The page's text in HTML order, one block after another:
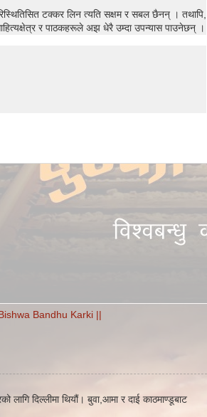
टक्कर लिन त्यति सक्षम र सबल छैनन् । तथापि,
र पाठकहरूले अझ धेरै उम्दा उपन्यास पाउनेछन् ।
Bandhu Karki ||
दिल्लीमा थियौं। बुवा,आमा र दाई काठमाण्डूबाट